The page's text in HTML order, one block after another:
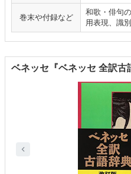
巻末や付録など
和歌・俳句
用表現、識
ベネッセ『ベネッセ 全訳古